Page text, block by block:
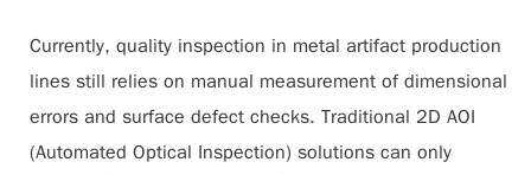
Currently, quality inspection in metal artifact production
lines still relies on manual measurement of dimensional
errors and surface defect checks. Traditional 2D AOI
(Automated Optical Inspection) solutions can only